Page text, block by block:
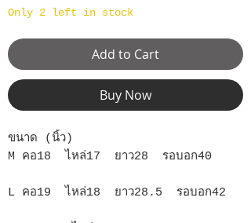
Only 2 left in stock
Add to Cart
Buy Now
ขนาด (นิ้ว)
M คอ18 ไหล่17 ยาว28 รอบอก40
L คอ19 ไหล่18 ยาว28.5 รอบอก42